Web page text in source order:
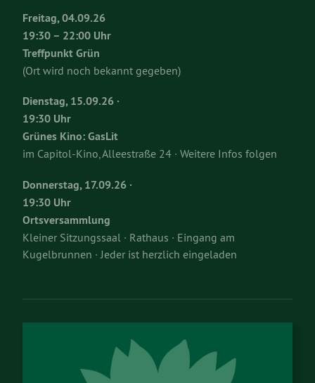
Freitag, 04.09.26
19:30 – 22:00 Uhr
Treffpunkt Grün
(Ort wird noch bekannt gegeben)
Dienstag, 15.09.26 ·
19:30 Uhr
Grünes Kino: GasLit
im Capitol-Kino, Alleestraße 24 · Weitere Infos folgen
Donnerstag, 17.09.26 ·
19:30 Uhr
Ortsversammlung
Kleiner Sitzungssaal · Rathaus · Eingang am
Kugelbrunnen · Jeder ist herzlich eingeladen